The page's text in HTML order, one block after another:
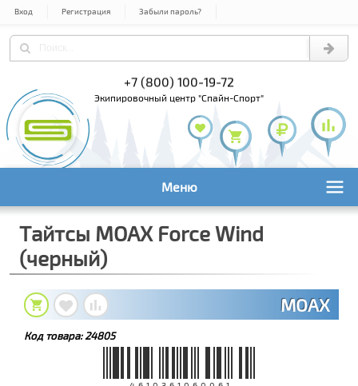
Вход Регистрация Забыли пароль?
+7 (800) 100-19-72
экипировочный центр "Спайн-Спорт"
Меню
Тайтсы MOAX Force Wind
(черный)
MOAX
Код товара:24805